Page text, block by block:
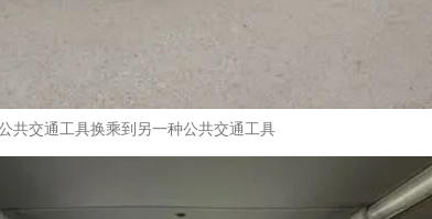
共交通工具换乘到另一种公共交通工具